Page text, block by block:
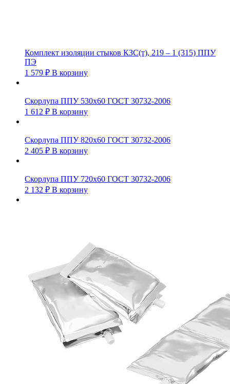
Комплект изоляции стыков КЗС(т), 219 – 1 (315) ППУ
ПЭ
1 579 ₽ В корзину
Скорлупа ППУ 530х60 ГОСТ 30732-2006
1 612 ₽ В корзину
Скорлупа ППУ 820х60 ГОСТ 30732-2006
2 405 ₽ В корзину
Скорлупа ППУ 720х60 ГОСТ 30732-2006
2 132 ₽ В корзину